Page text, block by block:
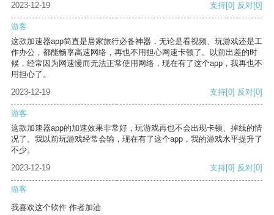
2023-12-19
支持[0] 反对[0]
游客
这款加速器app简直是居家旅行必备神器，无论是看视频、玩游戏还是工
作办公，都能畅享高速网络，再也不用担心网速卡顿了。以前出差的时
候，经常因为网速慢而无法正常使用网络，现在有了这个app，我再也不
用担心了。
2023-12-19
支持[0] 反对[0]
游客
这款加速器app的加速效果非常好，玩游戏再也不会出现卡顿、掉线的情
况了。我以前玩游戏经常会输，现在有了这个app，我的游戏水平提升了
不少。
2023-12-19
支持[0] 反对[0]
游客
我喜欢这个软件 作者加油